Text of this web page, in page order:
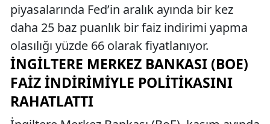
piyasalarında Fed’in aralık ayında bir kez
daha 25 baz puanlık bir faiz indirimi yapma
olasılığı yüzde 66 olarak fiyatlanıyor.
İNGILTERE MERKEZ BANKASI (BOE)
FAIZ İNDIRIMIYLE POLITIKASINI
RAHATLATTI